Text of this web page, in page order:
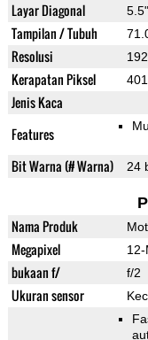
Layar Diagonal 5.5"
Tampilan / Tubuh
Resolusi
Kerapatan Piksel
Jenis Kaca
Features
Bit Warna (# Warna) 24
Nama Produk
Megapixel 12-
bukaan f/ f/2
Ukuran sensor